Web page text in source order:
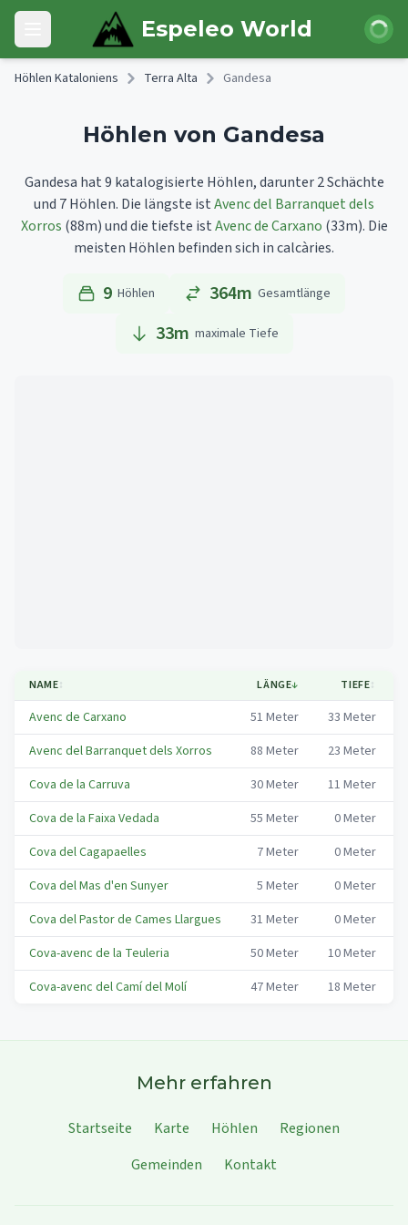
Skip to main content
Open main menu Espeleo World
Höhlen Kataloniens Terra Alta Gandesa
Höhlen von Gandesa
Gandesa hat 9 katalogisierte Höhlen, darunter 2 Schächte
und 7 Höhlen. Die längste istAvenc del Barranquet dels
Xorros (88m)und die tiefste istAvenc de Carxano (33m). Die
meisten Höhlen befinden sich in calcàries.
9 Höhlen 364m Gesamtlänge
33m maximale Tiefe
NAME↕ LÄNGE↓ TIEFE↕
Avenc de Carxano 51 Meter 33 Meter
Avenc del Barranquet dels Xorros
88 Meter 23 Meter
Cova de la Carruva
30Meter 11 Meter
Cova de la Faixa Vedada
55 Meter 0Meter
Cova del Cagapaelles
7Meter 0Meter
Cova del Mas d'en Sunyer
5 Meter 0Meter
Cova del Pastor de Cames Llargues
31 Meter 0Meter
Cova-avenc de la Teuleria
50Meter 10Meter
Cova-avenc del Camí del Molí
47Meter 18 Meter
Mehr erfahren
Startseite Karte Höhlen
Regionen
Gemeinden
Kontakt